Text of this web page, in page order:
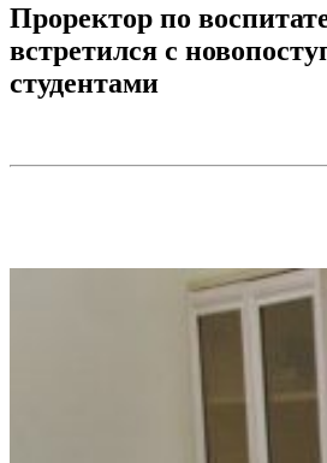
Проректор по
встретился с
студентами